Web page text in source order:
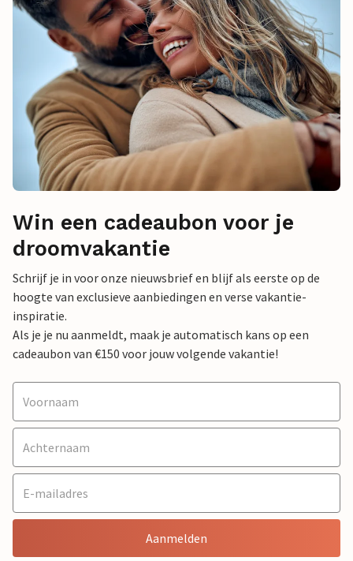
Win een cadeaubon voor je
droomvakantie
Schrijf je in voor onze nieuwsbrief en blijf als eerste op de
hoogte van exclusieve aanbiedingen en verse vakantie-
inspiratie.
Als je je nu aanmeldt, maak je automatisch kans op een
cadeaubon van €150 voor jouw volgende vakantie!
Aanmelden